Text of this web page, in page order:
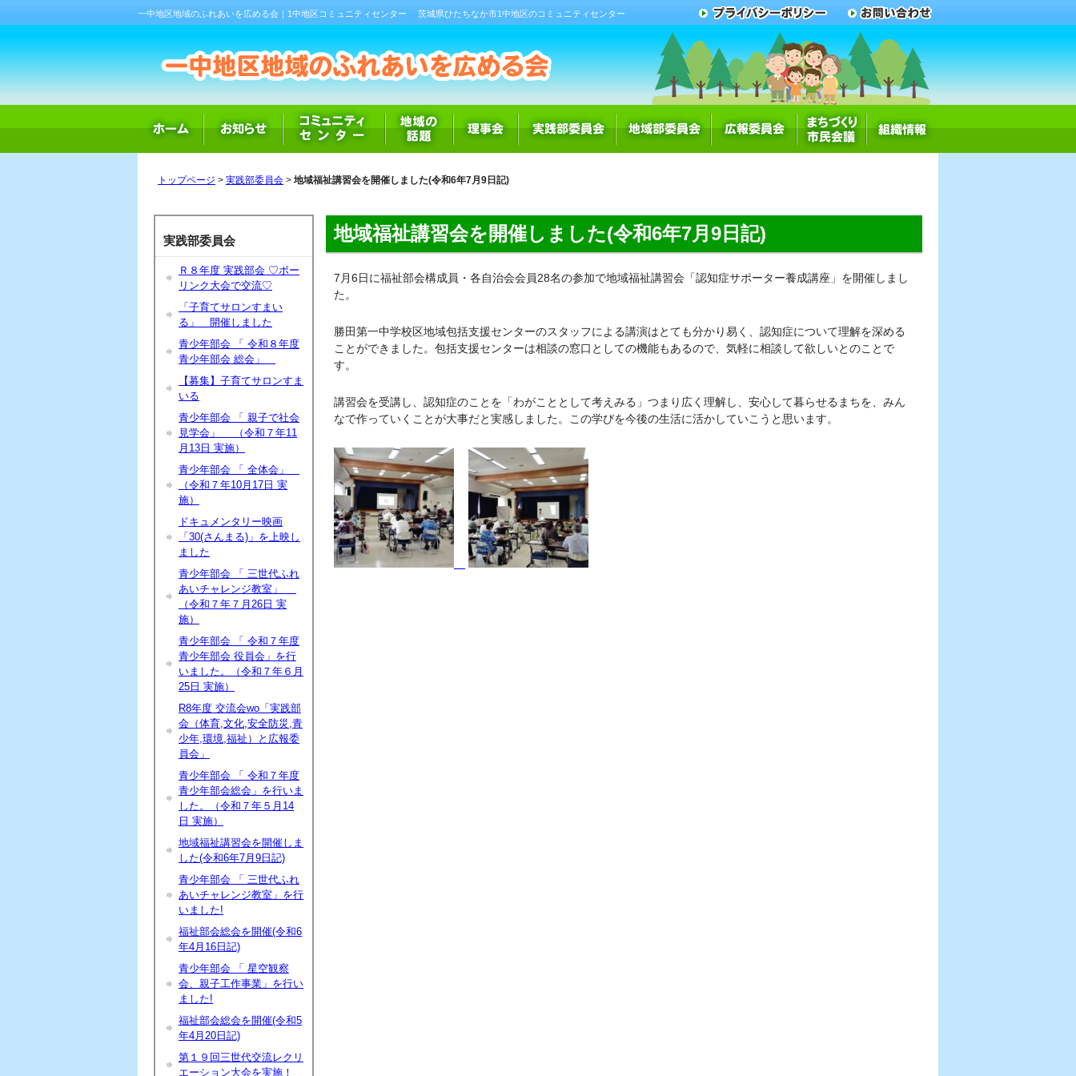
一中地区地域のふれあいを広める会｜1中地区コミュニティセンター 茨城県ひたちなか市1中地区のコミュニティセンター
トップページ > 実践部委員会 > 地域福祉講習会を開催しました(令和6年7月9日記)
地域福祉講習会を開催しました(令和6年7月9日記)
7月6日に福祉部会構成員・各自治会会員28名の参加で地域福祉講習会「認知症サポーター養成講座」を開催しまし
た。
勝田第一中学校区地域包括支援センターのスタッフによる講演はとても分かり易く、認知症について理解を深める
ことができました。包括支援センターは相談の窓口としての機能もあるので、気軽に相談して欲しいとのことで
す。
講習会を受講し、認知症のことを「わがこととして考えみる」つまり広く理解し、安心して暮らせるまちを、みん
なで作っていくことが大事だと実感しました。この学びを今後の生活に活かしていこうと思います。
実践部委員会
Ｒ８年度 実践部会 ♡ボー
リンク大会で交流♡
「子育てサロンすまい
る」 開催しました
青少年部会 「 令和８年度
青少年部会 総会」
【募集】子育てサロンすま
いる
青少年部会 「 親子で社会
見学会」 （令和７年11
月13日 実施）
青少年部会 「 全体会」
（令和７年10月17日 実
施）
ドキュメンタリー映画
「30(さんまる)」を上映し
ました
青少年部会 「 三世代ふれ
あいチャレンジ教室」
（令和７年７月26日 実
施）
青少年部会 「 令和７年度
青少年部会 役員会」を行
いました。（令和７年６月
25日 実施）
R8年度 交流会wo「実践部
会（体育,文化,安全防災,青
少年,環境,福祉）と広報委
員会」
青少年部会 「 令和７年度
青少年部会総会」を行いま
した。（令和７年５月14
日 実施）
地域福祉講習会を開催しま
した(令和6年7月9日記)
青少年部会 「 三世代ふれ
あいチャレンジ教室」を行
いました!
福祉部会総会を開催(令和6
年4月16日記)
青少年部会 「 星空観察
会、親子工作事業」を行い
ました!
福祉部会総会を開催(令和5
年4月20日記)
第１９回三世代交流レクリ
エーション大会を実施！